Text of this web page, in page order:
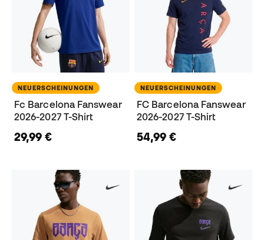
NEUERSCHEINUNGEN
Fc Barcelona Fanswear
2026-2027 T-Shirt
29,99 €
NEUERSCHEINUNGEN
FC Barcelona Fanswear
2026-2027 T-Shirt
54,99 €